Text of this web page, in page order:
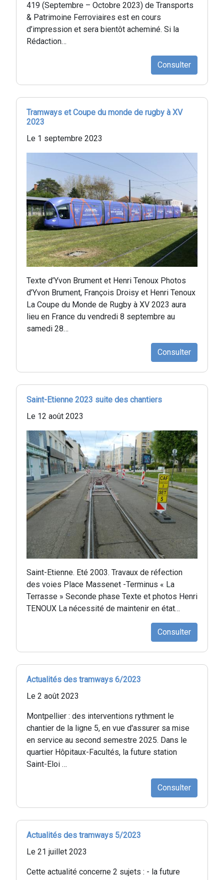
419 (Septembre – Octobre 2023) de Transports
& Patrimoine Ferroviaires est en cours
d’impression et sera bientôt acheminé. Si la
Rédaction…
Consulter
Tramways et Coupe du monde de rugby à XV
2023
Le 1 septembre 2023
Texte d’Yvon Brument et Henri Tenoux Photos
d’Yvon Brument, François Droisy et Henri Tenoux
La Coupe du Monde de Rugby à XV 2023 aura
lieu en France du vendredi 8 septembre au
samedi 28…
Consulter
Saint-Etienne 2023 suite des chantiers
Le 12 août 2023
Saint-Etienne. Eté 2003. Travaux de réfection
des voies Place Massenet -Terminus « La
Terrasse » Seconde phase Texte et photos Henri
TENOUX La nécessité de maintenir en état…
Consulter
Actualités des tramways 6/2023
Le 2 août 2023
Montpellier : des interventions rythment le
chantier de la ligne 5, en vue d'assurer sa mise
en service au second semestre 2025. Dans le
quartier Hôpitaux-Facultés, la future station
Saint-Eloi …
Consulter
Actualités des tramways 5/2023
Le 21 juillet 2023
Cette actualité concerne 2 sujets : - la future